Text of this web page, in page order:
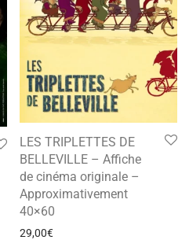
LES TRIPLETTES DE
BELLEVILLE – Affiche
de cinéma originale –
Approximativement
40×60
29,00€